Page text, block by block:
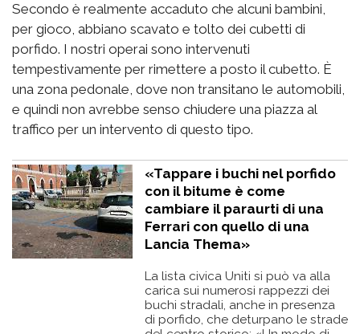
Secondo è realmente accaduto che alcuni bambini,
per gioco, abbiano scavato e tolto dei cubetti di
porfido. I nostri operai sono intervenuti
tempestivamente per rimettere a posto il cubetto. È
una zona pedonale, dove non transitano le automobili,
e quindi non avrebbe senso chiudere una piazza al
traffico per un intervento di questo tipo.
«Tappare i buchi nel porfido
con il bitume è come
cambiare il paraurti di una
Ferrari con quello di una
Lancia Thema»
La lista civica Uniti si può va alla
carica sui numerosi rappezzi dei
buchi stradali, anche in presenza
di porfido, che deturpano le strade